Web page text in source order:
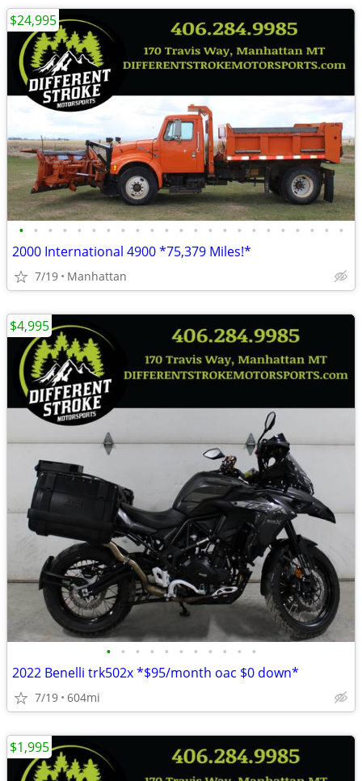
• • • • • • • • • • • • • • • • • • • • • • •
2000 International 4900 *75,379 Miles!*
7/19 Manhattan
$24,995
• • • • • • • • • • •
2022 Benelli trk502x *$95/month oac $0 down*
7/19 604mi
$4,995
$1,995